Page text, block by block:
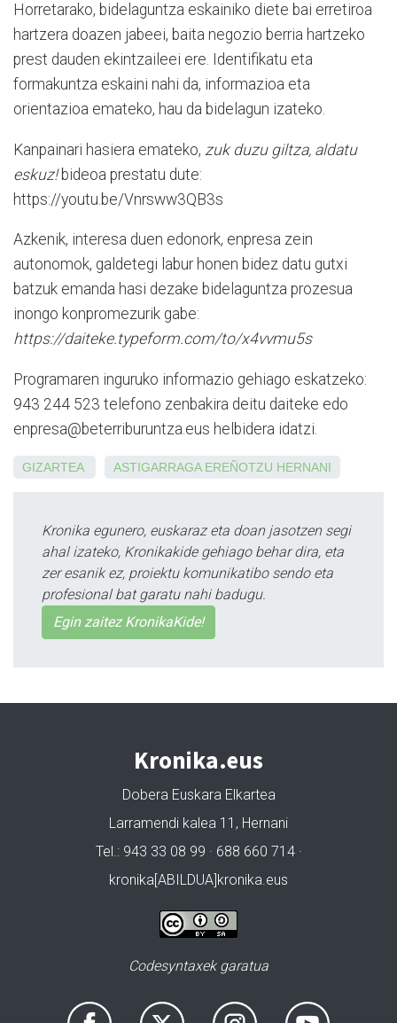
Horretarako, bidelaguntza eskainiko diete bai erretiroa
hartzera doazen jabeei, baita negozio berria hartzeko
prest dauden ekintzaileei ere. Identifikatu eta
formakuntza eskaini nahi da, informazioa eta
orientazioa emateko, hau da bidelagun izateko.
Kanpainari hasiera emateko, zuk duzu giltza, aldatu
eskuz!bideoa prestatu dute:
https://youtu.be/Vnrsww3QB3s
Azkenik, interesa duen edonork, enpresa zein
autonomok, galdetegi labur honen bidez datu gutxi
batzuk emanda hasi dezake bidelaguntza prozesua
inongo konpromezurik gabe:
https://daiteke.typeform.com/to/x4vvmu5s
Programaren inguruko informazio gehiago eskatzeko:
943 244 523 telefono zenbakira deitu daiteke edo
enpresa@beterriburuntza.eus helbidera idatzi.
GIZARTEA ASTIGARRAGA EREÑOTZU HERNANI
Kronika egunero, euskaraz eta doan jasotzen segi
ahal izateko, Kronikakide gehiago behar dira, eta
zer esanik ez, proiektu komunikatibo sendo eta
profesional bat garatu nahi badugu.
Egin zaitez KronikaKide!
Kronika.eus
Dobera Euskara Elkartea
Larramendi kalea 11, Hernani
Tel.: 943 33 08 99 · 688 660 714 ·
kronika[ABILDUA]kronika.eus
Codesyntaxek garatua